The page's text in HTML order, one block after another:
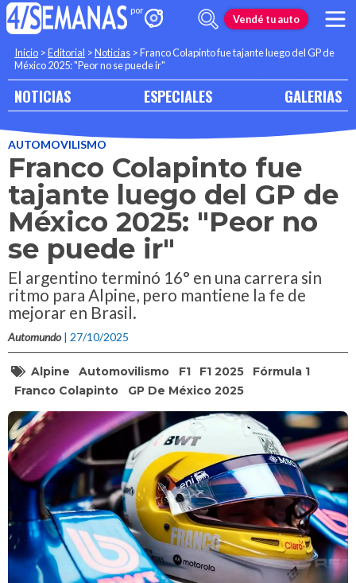
Vendé tu auto
Inicio >Editorial >Noticias >Franco Colapinto fue tajante luego del GP de
México 2025: "Peor no se puede ir"
NOTICIAS ESPECIALES GALERIAS
AUTOMOVILISMO
Franco Colapinto fue
tajante luego del GP de
México 2025: "Peor no
se puede ir"
El argentino terminó 16° en una carrera sin
ritmo para Alpine, pero mantiene la fe de
mejorar en Brasil.
Automundo | 27/10/2025
Alpine Automovilismo F1 F1 2025
Fórmula 1
Franco Colapinto
GP De México 2025